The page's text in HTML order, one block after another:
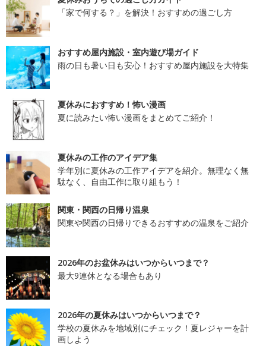
「家で何する？」を解決！おすすめの過ごし方
おすすめ屋内施設・室内遊び場ガイド
雨の日も暑い日も安心！おすすめ屋内施設を大特集
夏休みにおすすめ！怖い漫画
夏に読みたい怖い漫画をまとめてご紹介！
夏休みの工作のアイデア集
学年別に夏休みの工作アイデアを紹介。無理なく無
駄なく、自由工作に取り組もう！
関東・関西の日帰り温泉
関東や関西の日帰りできるおすすめの温泉をご紹介
2026年のお盆休みはいつからいつまで？
最大9連休となる場合もあり
2026年の夏休みはいつからいつまで？
学校の夏休みを地域別にチェック！夏レジャーを計
画しよう